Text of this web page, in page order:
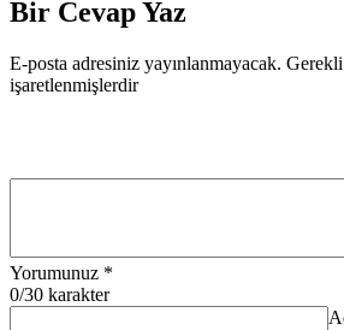
Bir Cevap Yaz
E-posta adresiniz yayınlanmayacak.
işaretlenmişlerdir
Yorumunuz *
0/30 karakter